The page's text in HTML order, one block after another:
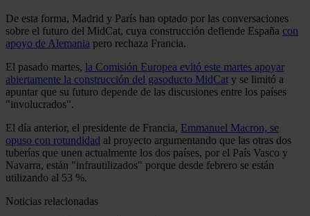
De esta forma, Madrid y París han optado por las conversaciones
sobre el futuro del MidCat, cuya construcción defiende España con
apoyo de Alemania pero rechaza Francia.
El pasado martes, la Comisión Europea evitó este martes apoyar
abiertamente la construcción del gasoducto MidCat y se limitó a
apuntar que su futuro depende de las discusiones entre los países
"involucrados".
El día anterior, el presidente de Francia, Emmanuel Macron, se
opuso con rotundidad al proyecto argumentando que las otras dos
tuberías que unen actualmente los dos países, por el País Vasco y
Navarra, están "infrautilizados" porque desde febrero se están
utilizando al 53 %.
Noticias relacionadas